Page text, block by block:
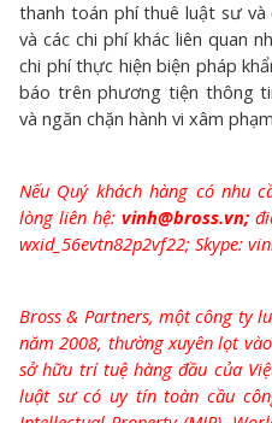
thanh toán phí thuê luật sư và
và các chi phí khác liên quan
chi phí thực hiện biện pháp
báo trên phương tiện thông
và ngăn chặn hành vi xâm
Nếu Quý khách hàng có nhu
lòng liên hệ: vinh@bross.vn;
wxid_56evtn82p2vf22; Skype:
Bross & Partners, một công ty
năm 2008, thường xuyên lọt
sở hữu trí tuệ hàng đầu của
luật sư có uy tín toàn cầu